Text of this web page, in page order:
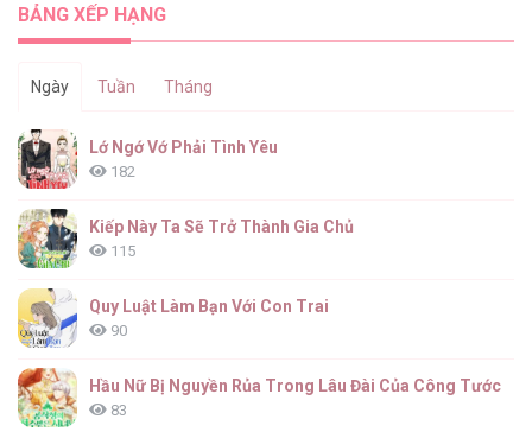
XÉ TÚI MÙ [...] – Chap 40
BẢNG XẾP HẠNG
Ngày Tuần Tháng
Lớ Ngớ Vớ Phải Tình Yêu
182
Kiếp Này Ta Sẽ Trở Thành Gia Chủ
115
Quy Luật Làm Bạn Với Con Trai
90
Hầu Nữ Bị Nguyền Rủa Trong Lâu Đài Của Công Tước
83